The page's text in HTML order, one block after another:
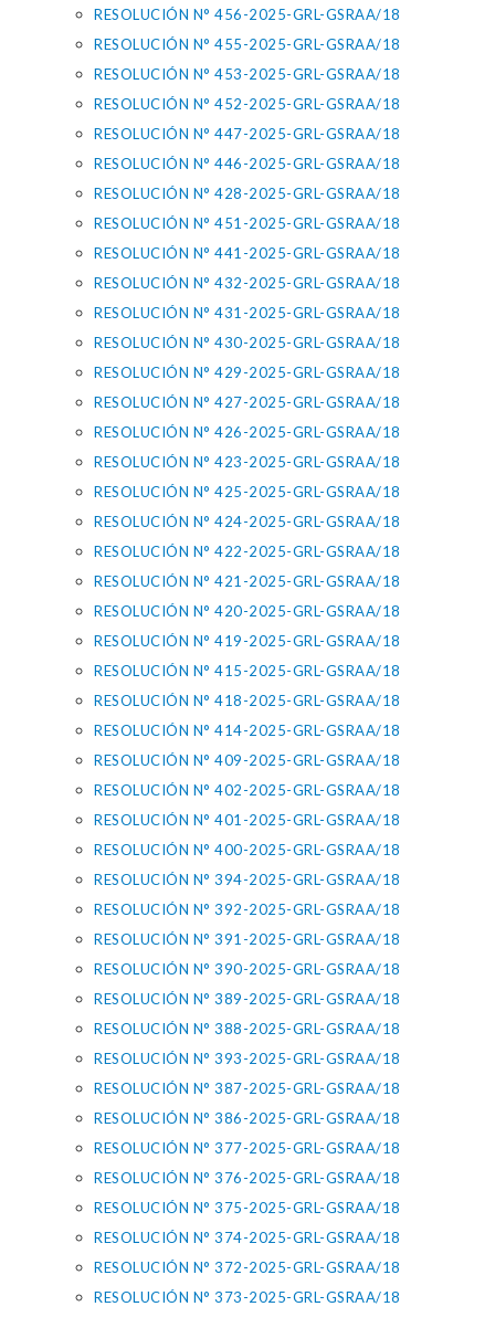
RESOLUCIÓN N° 456-2025-GRL-GSRAA/18
RESOLUCIÓN N° 455-2025-GRL-GSRAA/18
RESOLUCIÓN N° 453-2025-GRL-GSRAA/18
RESOLUCIÓN N° 452-2025-GRL-GSRAA/18
RESOLUCIÓN N° 447-2025-GRL-GSRAA/18
RESOLUCIÓN N° 446-2025-GRL-GSRAA/18
RESOLUCIÓN N° 428-2025-GRL-GSRAA/18
RESOLUCIÓN N° 451-2025-GRL-GSRAA/18
RESOLUCIÓN N° 441-2025-GRL-GSRAA/18
RESOLUCIÓN N° 432-2025-GRL-GSRAA/18
RESOLUCIÓN N° 431-2025-GRL-GSRAA/18
RESOLUCIÓN N° 430-2025-GRL-GSRAA/18
RESOLUCIÓN N° 429-2025-GRL-GSRAA/18
RESOLUCIÓN N° 427-2025-GRL-GSRAA/18
RESOLUCIÓN N° 426-2025-GRL-GSRAA/18
RESOLUCIÓN N° 423-2025-GRL-GSRAA/18
RESOLUCIÓN N° 425-2025-GRL-GSRAA/18
RESOLUCIÓN N° 424-2025-GRL-GSRAA/18
RESOLUCIÓN N° 422-2025-GRL-GSRAA/18
RESOLUCIÓN N° 421-2025-GRL-GSRAA/18
RESOLUCIÓN N° 420-2025-GRL-GSRAA/18
RESOLUCIÓN N° 419-2025-GRL-GSRAA/18
RESOLUCIÓN N° 415-2025-GRL-GSRAA/18
RESOLUCIÓN N° 418-2025-GRL-GSRAA/18
RESOLUCIÓN N° 414-2025-GRL-GSRAA/18
RESOLUCIÓN N° 409-2025-GRL-GSRAA/18
RESOLUCIÓN N° 402-2025-GRL-GSRAA/18
RESOLUCIÓN N° 401-2025-GRL-GSRAA/18
RESOLUCIÓN N° 400-2025-GRL-GSRAA/18
RESOLUCIÓN N° 394-2025-GRL-GSRAA/18
RESOLUCIÓN N° 392-2025-GRL-GSRAA/18
RESOLUCIÓN N° 391-2025-GRL-GSRAA/18
RESOLUCIÓN N° 390-2025-GRL-GSRAA/18
RESOLUCIÓN N° 389-2025-GRL-GSRAA/18
RESOLUCIÓN N° 388-2025-GRL-GSRAA/18
RESOLUCIÓN N° 393-2025-GRL-GSRAA/18
RESOLUCIÓN N° 387-2025-GRL-GSRAA/18
RESOLUCIÓN N° 386-2025-GRL-GSRAA/18
RESOLUCIÓN N° 377-2025-GRL-GSRAA/18
RESOLUCIÓN N° 376-2025-GRL-GSRAA/18
RESOLUCIÓN N° 375-2025-GRL-GSRAA/18
RESOLUCIÓN N° 374-2025-GRL-GSRAA/18
RESOLUCIÓN N° 372-2025-GRL-GSRAA/18
RESOLUCIÓN N° 373-2025-GRL-GSRAA/18